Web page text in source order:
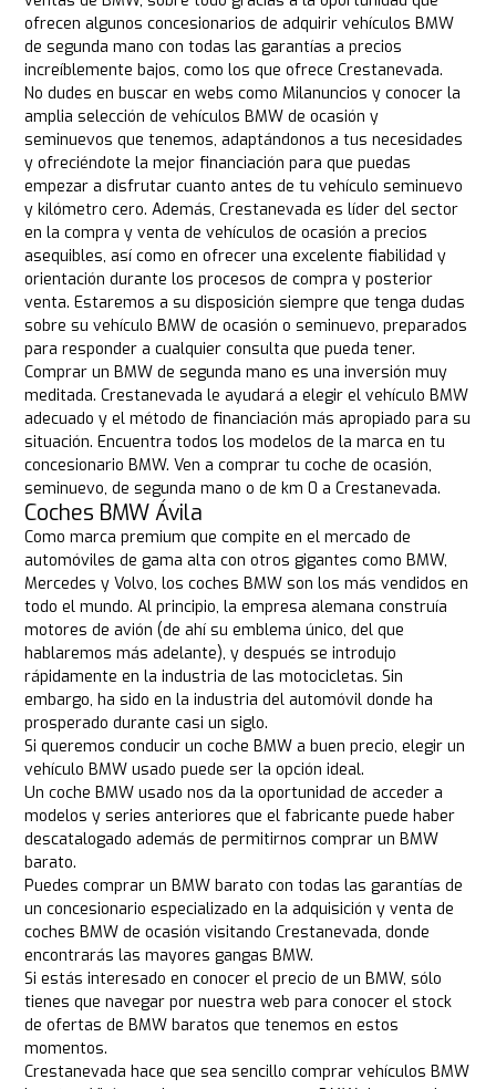
ofrecen algunos concesionarios de adquirir vehículos BMW
de segunda mano con todas las garantías a precios
increíblemente bajos, como los que ofrece Crestanevada.
No dudes en buscar en webs como Milanuncios y conocer la
amplia selección de vehículos BMW de ocasión y
seminuevos que tenemos, adaptándonos a tus necesidades
y ofreciéndote la mejor financiación para que puedas
empezar a disfrutar cuanto antes de tu vehículo seminuevo
y kilómetro cero. Además, Crestanevada es líder del sector
en la compra y venta de vehículos de ocasión a precios
asequibles, así como en ofrecer una excelente fiabilidad y
orientación durante los procesos de compra y posterior
venta. Estaremos a su disposición siempre que tenga dudas
sobre su vehículo BMW de ocasión o seminuevo, preparados
para responder a cualquier consulta que pueda tener.
Comprar un BMW de segunda mano es una inversión muy
meditada. Crestanevada le ayudará a elegir el vehículo BMW
adecuado y el método de financiación más apropiado para su
situación. Encuentra todos los modelos de la marca en tu
concesionario BMW. Ven a comprar tu coche de ocasión,
seminuevo, de segunda mano o de km 0 a Crestanevada.
Coches BMW Ávila
Como marca premium que compite en el mercado de
automóviles de gama alta con otros gigantes como BMW,
Mercedes y Volvo, los coches BMW son los más vendidos en
todo el mundo. Al principio, la empresa alemana construía
motores de avión (de ahí su emblema único, del que
hablaremos más adelante), y después se introdujo
rápidamente en la industria de las motocicletas. Sin
embargo, ha sido en la industria del automóvil donde ha
prosperado durante casi un siglo.
Si queremos conducir un coche BMW a buen precio, elegir un
vehículo BMW usado puede ser la opción ideal.
Un coche BMW usado nos da la oportunidad de acceder a
modelos y series anteriores que el fabricante puede haber
descatalogado además de permitirnos comprar un BMW
barato.
Puedes comprar un BMW barato con todas las garantías de
un concesionario especializado en la adquisición y venta de
coches BMW de ocasión visitando Crestanevada, donde
encontrarás las mayores gangas BMW.
Si estás interesado en conocer el precio de un BMW, sólo
tienes que navegar por nuestra web para conocer el stock
de ofertas de BMW baratos que tenemos en estos
momentos.
Crestanevada hace que sea sencillo comprar vehículos BMW